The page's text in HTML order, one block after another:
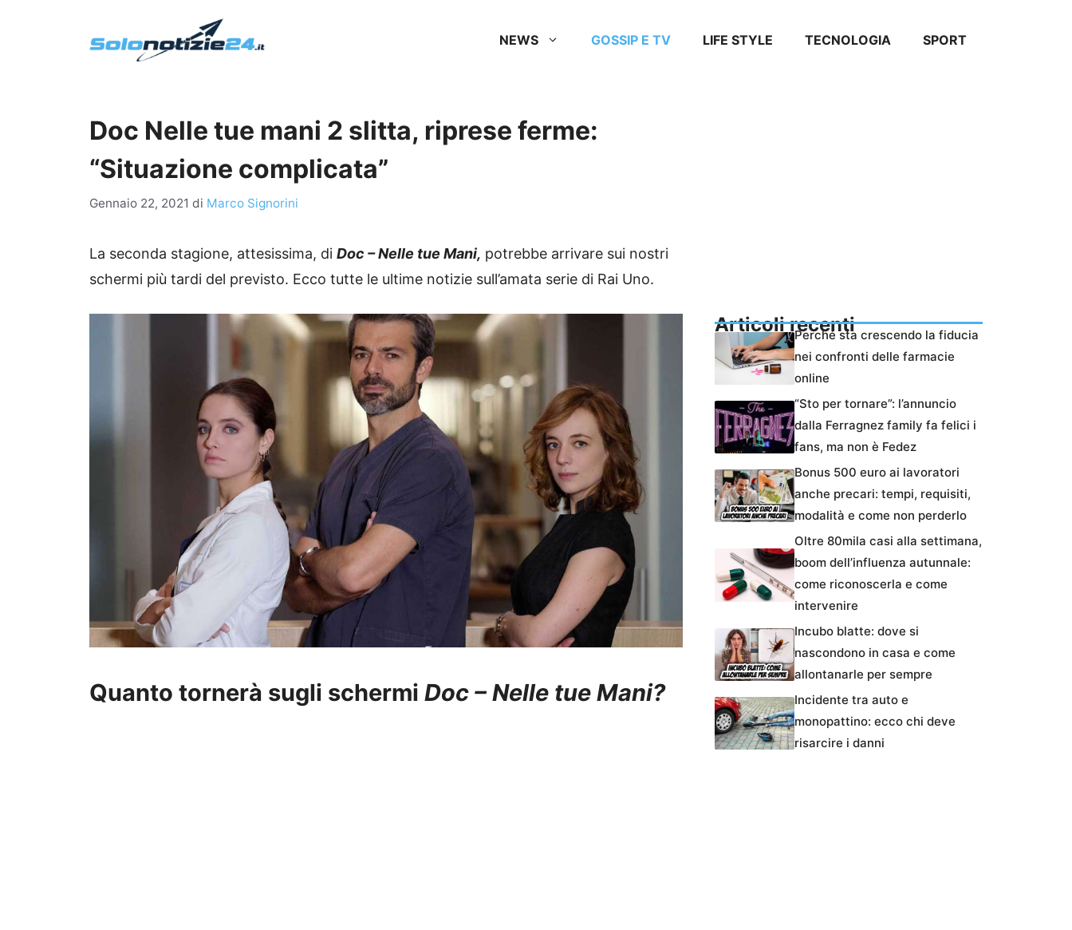
NEWS GOSSIP E TV LIFE STYLE TECNOLOGIA SPORT
Doc Nelle tue mani 2 slitta, riprese ferme:
“Situazione complicata”
Gennaio 22, 2021 di Marco Signorini
La seconda stagione, attesissima, di Doc – Nelle tue Mani, potrebbe arrivare sui nostri
schermi più tardi del previsto. Ecco tutte le ultime notizie sull’amata serie di Rai Uno.
Quanto tornerà sugli schermi Doc – Nelle tue Mani?
Articoli recentiPerché sta crescendo la fiducia
nei confronti delle farmacie
online
“Sto per tornare”: l’annuncio
dalla Ferragnez family fa felici i
fans, ma non è Fedez
Bonus 500 euro ai lavoratori
anche precari: tempi, requisiti,
modalità e come non perderlo
Oltre 80mila casi alla settimana,
boom dell’influenza autunnale:
come riconoscerla e come
intervenire
Incubo blatte: dove si
nascondono in casa e come
allontanarle per sempre
Incidente tra auto e
monopattino: ecco chi deve
risarcire i danni